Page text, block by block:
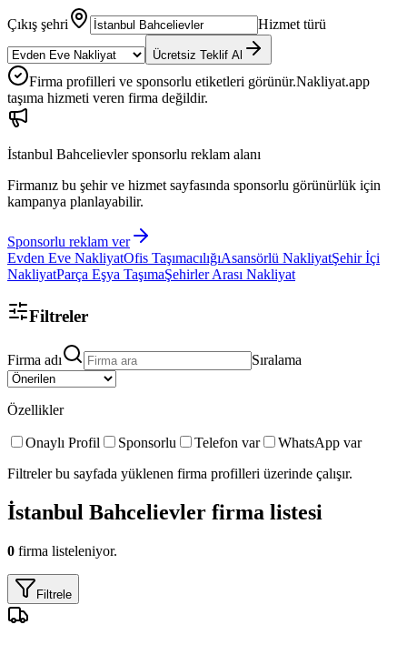
Çıkış şehri Hizmet türü
Ücretsiz Teklif Al
Firma profilleri ve sponsorlu etiketleri görünür.Nakliyat.app
taşıma hizmeti veren firma değildir.
İstanbul Bahcelievlersponsorlu reklam alanı
Firmanız bu şehir ve hizmet sayfasında sponsorlu görünürlük için
kampanya planlayabilir.
Sponsorlu reklam ver
Evden Eve NakliyatOfis TaşımacılığıAsansörlü NakliyatŞehir İçi
NakliyatParça Eşya TaşımaŞehirler Arası Nakliyat
Filtreler
Firma adı Sıralama
Özellikler
Onaylı Profil Sponsorlu Telefon var
WhatsApp var
Filtreler bu sayfada yüklenen firma profilleri üzerinde çalışır.
İstanbul Bahcelievler firma listesi
0 firma listeleniyor.
Filtrele